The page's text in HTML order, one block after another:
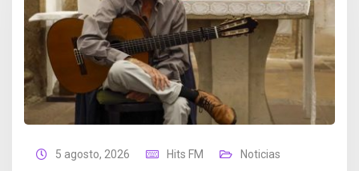
5 agosto, 2026 Hits FM Noticias